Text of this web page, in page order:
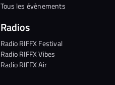
Tous les évènements
Radios
Radio RIFFX Festival
Radio RIFFX Vibes
Radio RIFFX Air